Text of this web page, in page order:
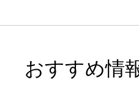
おすすめ情